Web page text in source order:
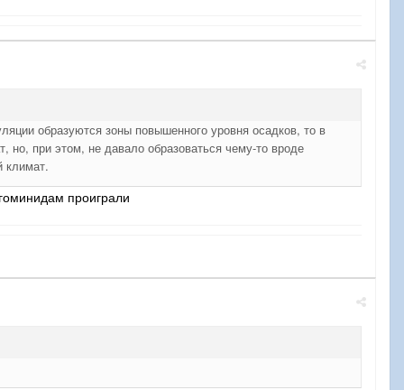
образуются зоны повышенного уровня осадков, то в
но, при этом, не давало образоваться чему-то вроде
климат.
проиграли